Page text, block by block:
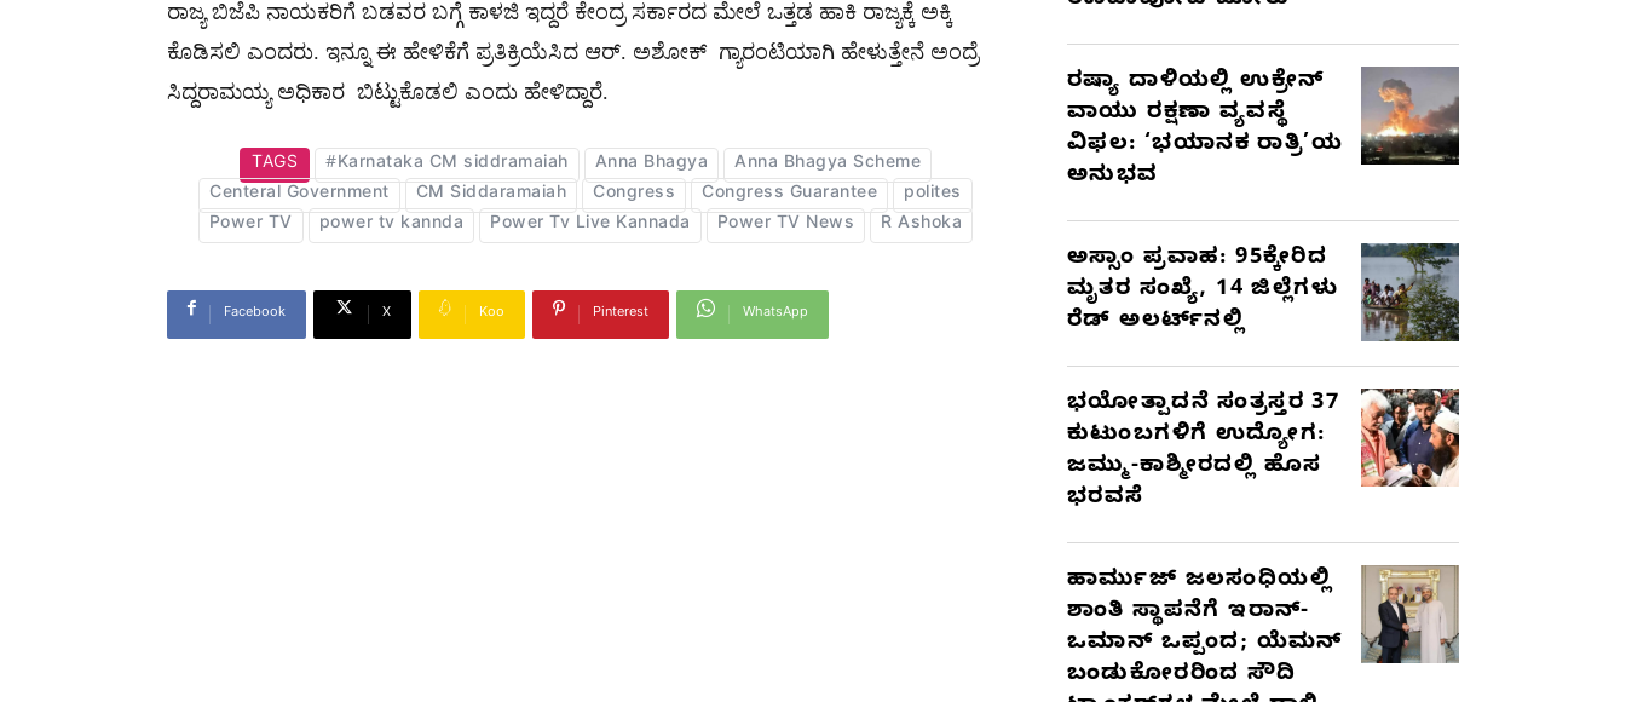
ರಾಜ್ಯ ಬಿಜೆಪಿ ನಾಯಕರಿಗೆ ಬಡವರ ಬಗ್ಗೆ ಕಾಳಜಿ ಇದ್ದರೆ ಕೇಂದ್ರ ಸರ್ಕಾರದ ಮೇಲೆ ಒತ್ತಡ ಹಾಕಿ ರಾಜ್ಯಕ್ಕೆ ಅಕ್ಕಿ
ಕೊಡಿಸಲಿ ಎಂದರು. ಇನ್ನೂ ಈ ಹೇಳಿಕೆಗೆ ಪ್ರತಿಕ್ರಿಯೆಸಿದ ಆರ್​. ಅಶೋಕ್​ ಗ್ಯಾರಂಟಿಯಾಗಿ ಹೇಳುತ್ತೇನೆ ಅಂದ್ರೆ
ಸಿದ್ದರಾಮಯ್ಯ ಅಧಿಕಾರ ಬಿಟ್ಟುಕೊಡಲಿ ಎಂದು ಹೇಳಿದ್ದಾರೆ.
TAGS #Karnataka CM siddramaiah Anna Bhagya
Anna Bhagya Scheme
Centeral Government
CM Siddaramaiah Congress Congress Guarantee
polites
Power TV
power tv kannda Power Tv Live Kannada Power TV News R Ashoka
Facebook X Koo Pinterest WhatsApp
ರಷ್ಯಾ ದಾಳಿಯಲ್ಲಿ ಉಕ್ರೇನ್
ವಾಯು ರಕ್ಷಣಾ ವ್ಯವಸ್ಥೆ
ವಿಫಲ: ‘ಭಯಾನಕ ರಾತ್ರಿ’ಯ
ಅನುಭವ
ಅಸ್ಸಾಂ ಪ್ರವಾಹ: 95ಕ್ಕೇರಿದ
ಮೃತರ ಸಂಖ್ಯೆ, 14 ಜಿಲ್ಲೆಗಳು
ರೆಡ್ ಅಲರ್ಟ್‌ನಲ್ಲಿ
ಭಯೋತ್ಪಾದನೆ ಸಂತ್ರಸ್ತರ 37
ಕುಟುಂಬಗಳಿಗೆ ಉದ್ಯೋಗ:
ಜಮ್ಮು-ಕಾಶ್ಮೀರದಲ್ಲಿ ಹೊಸ
ಭರವಸೆ
ಹಾರ್ಮುಜ್ ಜಲಸಂಧಿಯಲ್ಲಿ
ಶಾಂತಿ ಸ್ಥಾಪನೆಗೆ ಇರಾನ್-
ಒಮಾನ್ ಒಪ್ಪಂದ; ಯೆಮನ್
ಬಂಡುಕೋರರಿಂದ ಸೌದಿ